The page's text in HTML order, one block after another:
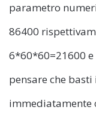
parametro
86400
6*60*60=21600
pensare che
immediatamente